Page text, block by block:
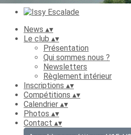
News ▴▾
Le club ▴▾
Présentation
Qui sommes nous ?
Newsletters
Règlement intérieur
Inscriptions ▴▾
Compétitions ▴▾
Calendrier ▴▾
Photos ▴▾
Contact ▴▾